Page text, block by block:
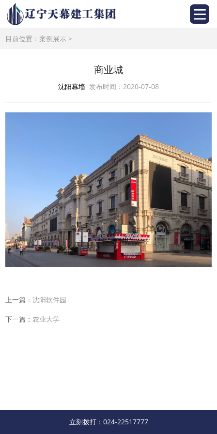
目前位置：案例展示 >
商业城
沈阳幕墙 发布时间：2020-07-08
上一篇：沈阳软件园
下一篇：农业大学
立刻拨打：024-22517777